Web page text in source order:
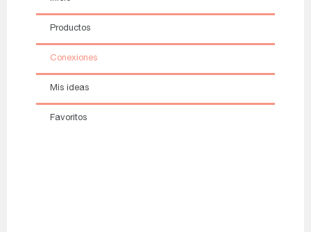
Productos
Conexiones
Mis ideas
Favoritos